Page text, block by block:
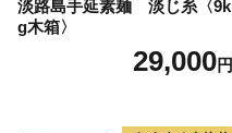
淡路島手延素麺 淡じ糸〈9k
g木箱〉
29,000円